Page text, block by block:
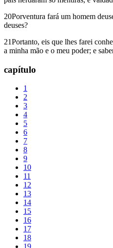
20Porventura fará um homem
deuses?
21Portanto, eis que lhes farei
a minha mão e o meu poder; e
capítulo
1
2
3
4
5
6
7
8
9
10
11
12
13
14
15
16
17
18